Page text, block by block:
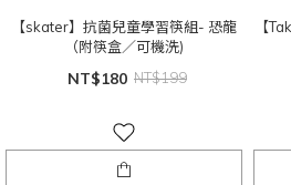
【skater】抗菌兒童學習筷組- 恐龍
（附筷盒／可機洗)
NT$180 NT$199
【